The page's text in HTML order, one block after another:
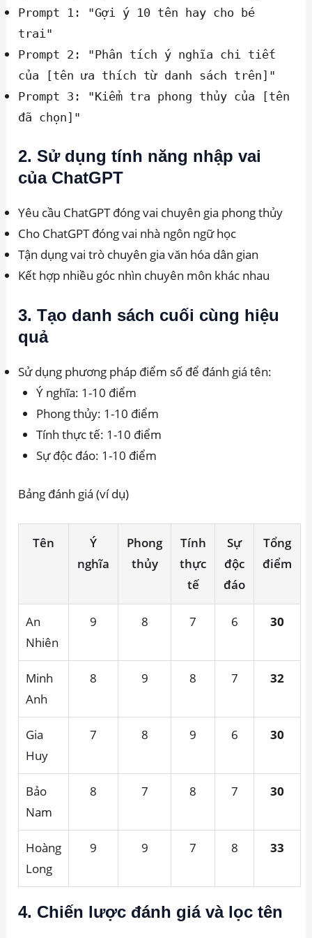
Prompt 1: "Gợi ý 10 tên hay cho bé
trai"
Prompt 2: "Phân tích ý nghĩa chi tiết
của [tên ưa thích từ danh sách trên]"
Prompt 3: "Kiểm tra phong thủy của [tên
đã chọn]"
2. Sử dụng tính năng nhập vai
của ChatGPT
Yêu cầu ChatGPT đóng vai chuyên gia phong thủy
Cho ChatGPT đóng vai nhà ngôn ngữ học
Tận dụng vai trò chuyên gia văn hóa dân gian
Kết hợp nhiều góc nhìn chuyên môn khác nhau
3. Tạo danh sách cuối cùng hiệu
quả
Sử dụng phương pháp điểm số để đánh giá tên:
Ý nghĩa: 1-10 điểm
Phong thủy: 1-10 điểm
Tính thực tế: 1-10 điểm
Sự độc đáo: 1-10 điểm
Bảng đánh giá (ví dụ)
Tên
Ý
nghĩa
Phong
thủy
Tính
thực
tế
Sự
độc
đáo
Tổng
điểm
An
Nhiên
9 8 7 6 30
Minh
Anh
8 9 8 7 32
Gia
Huy
7 8 9 6 30
Bảo
Nam
8 7 8 7 30
Hoàng
Long
9 9 7 8 33
4. Chiến lược đánh giá và lọc tên